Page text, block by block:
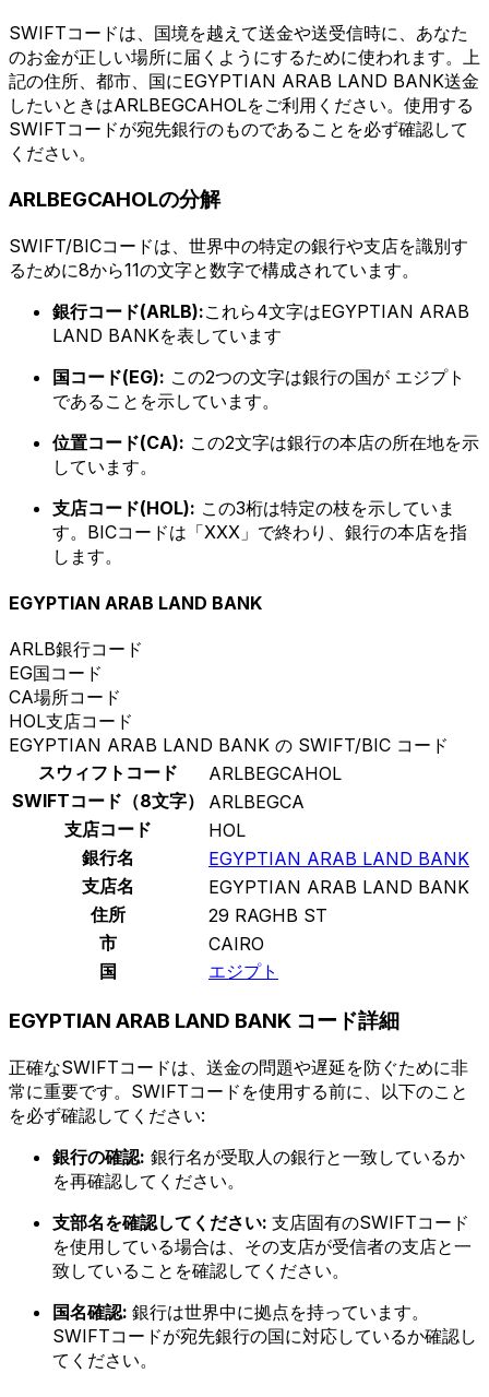
SWIFTコードは、国境を越えて送金や送受信時に、あなた
のお金が正しい場所に届くようにするために使われます。上
記の住所、都市、国にEGYPTIAN ARAB LAND BANK送金
したいときはARLBEGCAHOLをご利用ください。使用する
SWIFTコードが宛先銀行のものであることを必ず確認して
ください。
ARLBEGCAHOLの分解
SWIFT/BICコードは、世界中の特定の銀行や支店を識別す
るために8から11の文字と数字で構成されています。
銀行コード(ARLB):これら4文字はEGYPTIAN ARAB
LAND BANKを表しています
国コード(EG): この2つの文字は銀行の国が エジプト
であることを示しています。
位置コード(CA): この2文字は銀行の本店の所在地を示
しています。
支店コード(HOL): この3桁は特定の枝を示していま
す。BICコードは「XXX」で終わり、銀行の本店を指
します。
EGYPTIAN ARAB LAND BANK
ARLB銀行コード
EG国コード
CA場所コード
HOL支店コード
EGYPTIAN ARAB LAND BANK の SWIFT/BIC コード
スウィフトコード
ARLBEGCAHOL
SWIFTコード（8文字）
ARLBEGCA
支店コード
HOL
銀行名
EGYPTIAN ARAB LAND BANK
支店名
EGYPTIAN ARAB LAND BANK
住所
29 RAGHB ST
市
CAIRO
国
エジプト
EGYPTIAN ARAB LAND BANK コード詳細
正確なSWIFTコードは、送金の問題や遅延を防ぐために非
常に重要です。SWIFTコードを使用する前に、以下のこと
を必ず確認してください:
銀行の確認: 銀行名が受取人の銀行と一致しているか
を再確認してください。
支部名を確認してください: 支店固有のSWIFTコード
を使用している場合は、その支店が受信者の支店と一
致していることを確認してください。
国名確認: 銀行は世界中に拠点を持っています。
SWIFTコードが宛先銀行の国に対応しているか確認し
てください。